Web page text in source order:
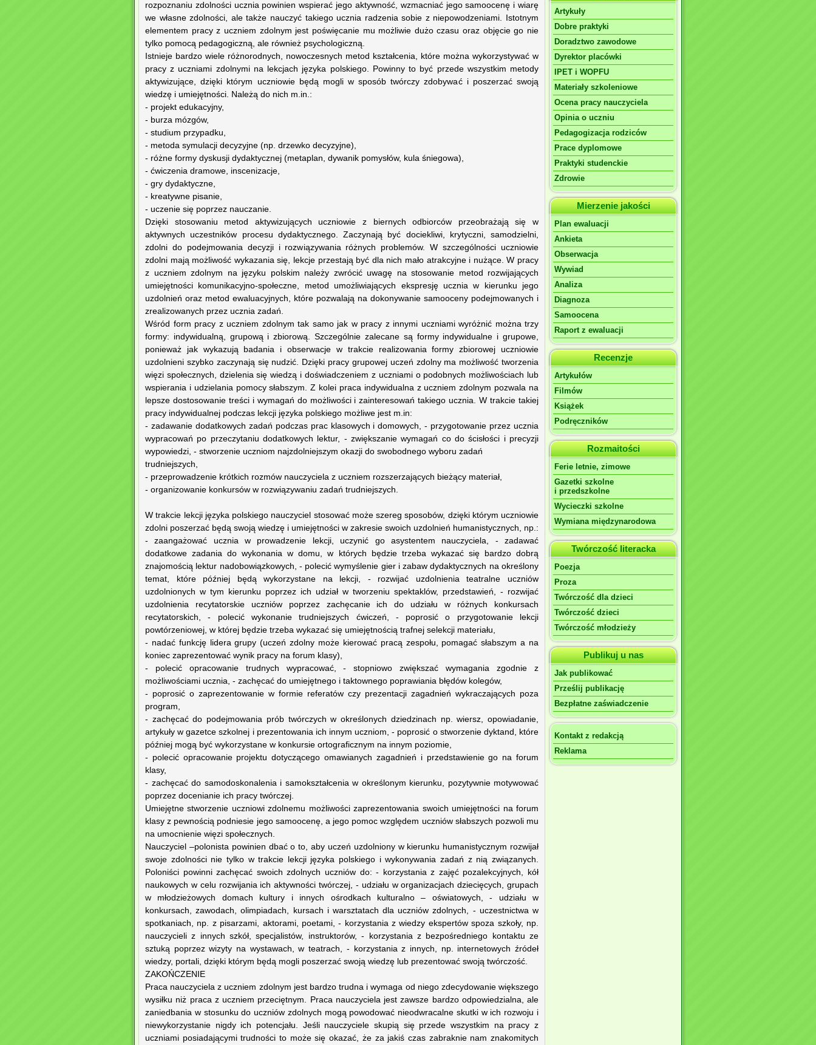
rozpoznaniu zdolności ucznia powinien wspierać jego aktywność, wzmacniać jego samoocenę i wiarę
we własne zdolności, ale także nauczyć takiego ucznia radzenia sobie z niepowodzeniami. Istotnym
elementem pracy z uczniem zdolnym jest poświęcanie mu możliwie dużo czasu oraz objęcie go nie
tylko pomocą pedagogiczną, ale również psychologiczną.
Istnieje bardzo wiele różnorodnych, nowoczesnych metod kształcenia, które można wykorzystywać w
pracy z uczniami zdolnymi na lekcjach języka polskiego. Powinny to być przede wszystkim metody
aktywizujące, dzięki którym uczniowie będą mogli w sposób twórczy zdobywać i poszerzać swoją
wiedzę i umiejętności. Należą do nich m.in.:
- projekt edukacyjny,
- burza mózgów,
- studium przypadku,
- metoda symulacji decyzyjne (np. drzewko decyzyjne),
- różne formy dyskusji dydaktycznej (metaplan, dywanik pomysłów, kula śniegowa),
- ćwiczenia dramowe, inscenizacje,
- gry dydaktyczne,
- kreatywne pisanie,
- uczenie się poprzez nauczanie.
Dzięki stosowaniu metod aktywizujących uczniowie z biernych odbiorców przeobrażają się w
aktywnych uczestników procesu dydaktycznego. Zaczynają być dociekliwi, krytyczni, samodzielni,
zdolni do podejmowania decyzji i rozwiązywania różnych problemów. W szczególności uczniowie
zdolni mają możliwość wykazania się, lekcje przestają być dla nich mało atrakcyjne i nużące. W pracy
z uczniem zdolnym na języku polskim należy zwrócić uwagę na stosowanie metod rozwijających
umiejętności komunikacyjno-społeczne, metod umożliwiających ekspresję ucznia w kierunku jego
uzdolnień oraz metod ewaluacyjnych, które pozwalają na dokonywanie samooceny podejmowanych i
zrealizowanych przez ucznia zadań.
Wśród form pracy z uczniem zdolnym tak samo jak w pracy z innymi uczniami wyróżnić można trzy
formy: indywidualną, grupową i zbiorową. Szczególnie zalecane są formy indywidualne i grupowe,
ponieważ jak wykazują badania i obserwacje w trakcie realizowania formy zbiorowej uczniowie
uzdolnieni szybko zaczynają się nudzić. Dzięki pracy grupowej uczeń zdolny ma możliwość tworzenia
więzi społecznych, dzielenia się wiedzą i doświadczeniem z uczniami o podobnych możliwościach lub
wspierania i udzielania pomocy słabszym. Z kolei praca indywidualna z uczniem zdolnym pozwala na
lepsze dostosowanie treści i wymagań do możliwości i zainteresowań takiego ucznia. W trakcie takiej
pracy indywidualnej podczas lekcji języka polskiego możliwe jest m.in:
- zadawanie dodatkowych zadań podczas prac klasowych i domowych, - przygotowanie przez ucznia
wypracowań po przeczytaniu dodatkowych lektur, - zwiększanie wymagań co do ścisłości i precyzji
wypowiedzi, - stworzenie uczniom najzdolniejszym okazji do swobodnego wyboru zadań
trudniejszych,
- przeprowadzenie krótkich rozmów nauczyciela z uczniem rozszerzających bieżący materiał,
- organizowanie konkursów w rozwiązywaniu zadań trudniejszych.
W trakcie lekcji języka polskiego nauczyciel stosować może szereg sposobów, dzięki którym uczniowie
zdolni poszerzać będą swoją wiedzę i umiejętności w zakresie swoich uzdolnień humanistycznych, np.:
- zaangażować ucznia w prowadzenie lekcji, uczynić go asystentem nauczyciela, - zadawać
dodatkowe zadania do wykonania w domu, w których będzie trzeba wykazać się bardzo dobrą
znajomością lektur nadobowiązkowych, - polecić wymyślenie gier i zabaw dydaktycznych na określony
temat, które później będą wykorzystane na lekcji, - rozwijać uzdolnienia teatralne uczniów
uzdolnionych w tym kierunku poprzez ich udział w tworzeniu spektaklów, przedstawień, - rozwijać
uzdolnienia recytatorskie uczniów poprzez zachęcanie ich do udziału w różnych konkursach
recytatorskich, - polecić wykonanie trudniejszych ćwiczeń, - poprosić o przygotowanie lekcji
powtórzeniowej, w której będzie trzeba wykazać się umiejętnością trafnej selekcji materiału,
- nadać funkcję lidera grupy (uczeń zdolny może kierować pracą zespołu, pomagać słabszym a na
koniec zaprezentować wynik pracy na forum klasy),
- polecić opracowanie trudnych wypracować, - stopniowo zwiększać wymagania zgodnie z
możliwościami ucznia, - zachęcać do umiejętnego i taktownego poprawiania błędów kolegów,
- poprosić o zaprezentowanie w formie referatów czy prezentacji zagadnień wykraczających poza
program,
- zachęcać do podejmowania prób twórczych w określonych dziedzinach np. wiersz, opowiadanie,
artykuły w gazetce szkolnej i prezentowania ich innym uczniom, - poprosić o stworzenie dyktand, które
później mogą być wykorzystane w konkursie ortograficznym na innym poziomie,
- polecić opracowanie projektu dotyczącego omawianych zagadnień i przedstawienie go na forum
klasy,
- zachęcać do samodoskonalenia i samokształcenia w określonym kierunku, pozytywnie motywować
poprzez docenianie ich pracy twórczej.
Umiejętne stworzenie uczniowi zdolnemu możliwości zaprezentowania swoich umiejętności na forum
klasy z pewnością podniesie jego samoocenę, a jego pomoc względem uczniów słabszych pozwoli mu
na umocnienie więzi społecznych.
Nauczyciel –polonista powinien dbać o to, aby uczeń uzdolniony w kierunku humanistycznym rozwijał
swoje zdolności nie tylko w trakcie lekcji języka polskiego i wykonywania zadań z nią związanych.
Poloniści powinni zachęcać swoich zdolnych uczniów do: - korzystania z zajęć pozalekcyjnych, kół
naukowych w celu rozwijania ich aktywności twórczej, - udziału w organizacjach dziecięcych, grupach
w młodzieżowych domach kultury i innych ośrodkach kulturalno – oświatowych, - udziału w
konkursach, zawodach, olimpiadach, kursach i warsztatach dla uczniów zdolnych, - uczestnictwa w
spotkaniach, np. z pisarzami, aktorami, poetami, - korzystania z wiedzy ekspertów spoza szkoły, np.
nauczycieli z innych szkół, specjalistów, instruktorów, - korzystania z bezpośredniego kontaktu ze
sztuką poprzez wizyty na wystawach, w teatrach, - korzystania z innych, np. internetowych źródeł
wiedzy, portali, dzięki którym będą mogli poszerzać swoją wiedzę lub prezentować swoją twórczość.
ZAKOŃCZENIE
Praca nauczyciela z uczniem zdolnym jest bardzo trudna i wymaga od niego zdecydowanie większego
wysiłku niż praca z uczniem przeciętnym. Praca nauczyciela jest zawsze bardzo odpowiedzialna, ale
zaniedbania w stosunku do uczniów zdolnych mogą powodować nieodwracalne skutki w ich rozwoju i
niewykorzystanie nigdy ich potencjału. Jeśli nauczyciele skupią się przede wszystkim na pracy z
uczniami posiadającymi trudności to może się okazać, że za jakiś czas zabraknie nam znakomitych
Artykuły
Dobre praktyki
Doradztwo zawodowe
Dyrektor placówki
IPET i WOPFU
Materiały szkoleniowe
Ocena pracy nauczyciela
Opinia o uczniu
Pedagogizacja rodziców
Prace dyplomowe
Praktyki studenckie
Zdrowie
Mierzenie jakości
Plan ewaluacji
Ankieta
Obserwacja
Wywiad
Analiza
Diagnoza
Samoocena
Raport z ewaluacji
Recenzje
Artykułów
Filmów
Książek
Podręczników
Rozmaitości
Ferie letnie, zimowe
Gazetki szkolne
i przedszkolne
Wycieczki szkolne
Wymiana międzynarodowa
Twórczość literacka
Poezja
Proza
Twórczość dla dzieci
Twórczość dzieci
Twórczość młodzieży
Publikuj u nas
Jak publikować
Prześlij publikację
Bezpłatne zaświadczenie
Kontakt z redakcją
Reklama